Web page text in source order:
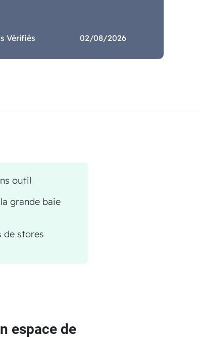
Vérifiés 02/08/2026
outil
grande baie
de stores
espace de